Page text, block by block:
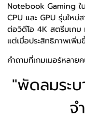
Notebook Gaming ใ
CPU และ GPU รุ่นใหม่
ต่อวิดีโอ 4K สตรีมเกม
แต่เมื่อประสิทธิภาพเพิ่
คำถามที่เกมเมอร์หลาย
"พัดลมระ
จ